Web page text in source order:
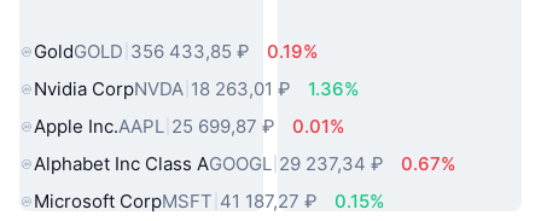
GoldGOLD 356 433,85 ₽
0.19%
Nvidia CorpNVDA 18 263,01 ₽
1.36%
Apple Inc.AAPL 25 699,87 ₽
0.01%
Alphabet Inc Class AGOOGL 29 237,34 ₽
0.67%
Microsoft CorpMSFT 41 187,27 ₽ 0.15%